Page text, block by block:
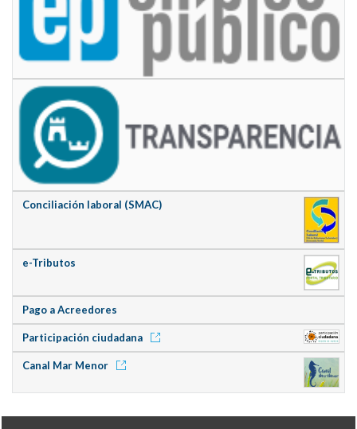
Conciliación laboral (SMAC)
e-Tributos
Pago a Acreedores
Participación ciudadana
Canal Mar Menor